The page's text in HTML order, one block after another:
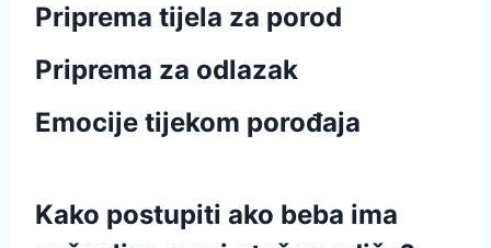
Priprema tijela za porod
Priprema za odlazak
Emocije tijekom porođaja
Kako postupiti ako beba ima